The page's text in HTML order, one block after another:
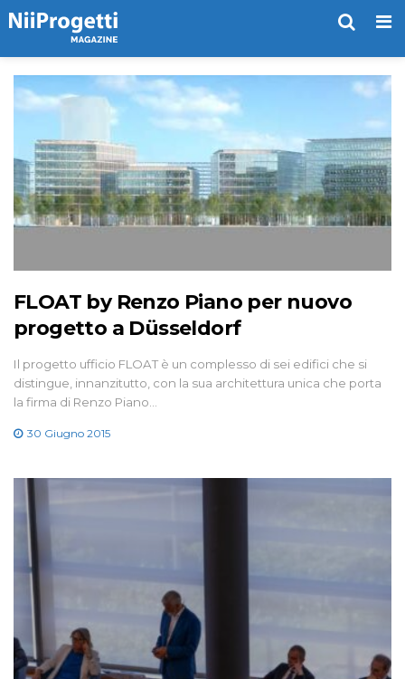
FLOAT by Renzo Piano per nuovo
progetto a Düsseldorf
Il progetto ufficio FLOAT è un complesso di sei edifici che si
distingue, innanzitutto, con la sua architettura unica che porta
la firma di Renzo Piano…
30 Giugno 2015